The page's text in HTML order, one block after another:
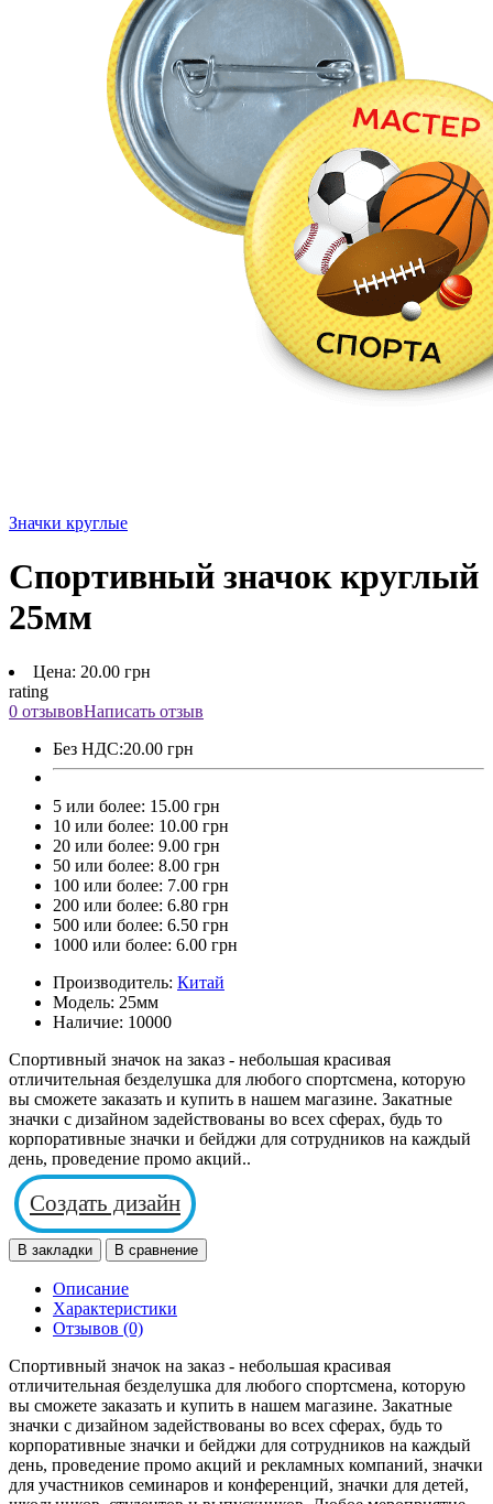
Значки круглые
Спортивный значок круглый
25мм
Цена: 20.00 грн
rating
0 отзывовНаписать отзыв
Без НДС:20.00 грн
5 или более: 15.00 грн
10 или более: 10.00 грн
20 или более: 9.00 грн
50 или более: 8.00 грн
100 или более: 7.00 грн
200 или более: 6.80 грн
500 или более: 6.50 грн
1000 или более: 6.00 грн
Производитель: Китай
Модель: 25мм
Наличие: 10000
Спортивный значок на заказ - небольшая красивая
отличительная безделушка для любого спортсмена, которую
вы сможете заказать и купить в нашем магазине. Закатные
значки с дизайном задействованы во всех сферах, будь то
корпоративные значки и бейджи для сотрудников на каждый
день, проведение промо акций..
Создать дизайн
В закладки В сравнение
Описание
Характеристики
Отзывов (0)
Спортивный значок на заказ - небольшая красивая
отличительная безделушка для любого спортсмена, которую
вы сможете заказать и купить в нашем магазине. Закатные
значки с дизайном задействованы во всех сферах, будь то
корпоративные значки и бейджи для сотрудников на каждый
день, проведение промо акций и рекламных компаний, значки
для участников семинаров и конференций, значки для детей,